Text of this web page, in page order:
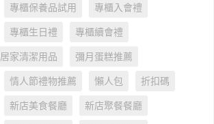
專櫃保養品試用 專櫃入會禮
專櫃生日禮 專櫃續會禮
居家清潔用品 彌月蛋糕推薦
情人節禮物推薦 懶人包 折扣碼
新店美食餐廳 新店聚餐餐廳